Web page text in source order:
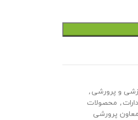
و پرورشی ,
, محصولات
پرورشی